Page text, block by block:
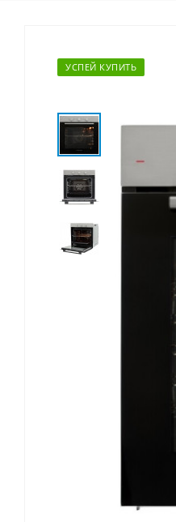
УСПЕЙ КУПИТЬ